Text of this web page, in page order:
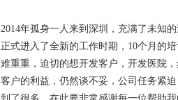
2014年孤身一人来到深圳，充满了未知
正式进入了全新的工作时期，10个月的
难重重，迫切的想开发客户，开发医院
客户的利益，仍然谈不妥，公司任务紧